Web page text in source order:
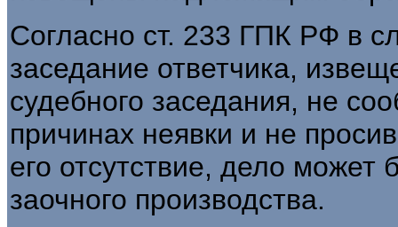
Согласно ст. 233 ГПК РФ в
заседание ответчика,
судебного заседания, не
причинах неявки и не
его отсутствие, дело может
заочного производства.